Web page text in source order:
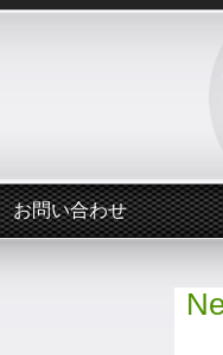
お問い合わせ